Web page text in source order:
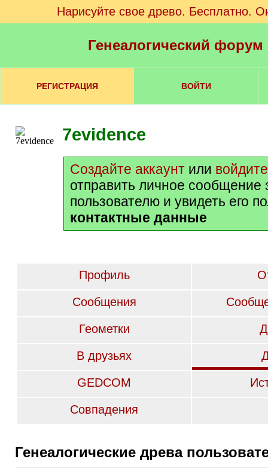
Нарисуйте свое древо. Бесплатно.
Генеалогический
РЕГИСТРАЦИЯ ВОЙТИ
7evidence
Создайте аккаунт или войдите
отправить личное сообщение
пользователю и увидеть его
контактные данные
Профиль
Сообщения
Геометки
В друзьях
GEDCOM
Совпадения
Генеалогические древа